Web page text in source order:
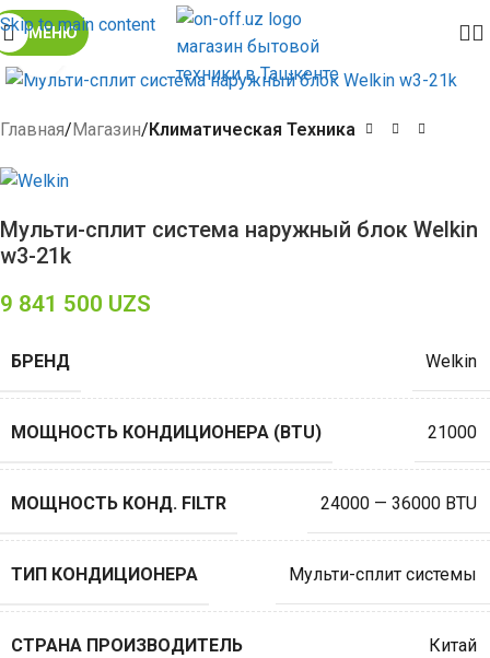
Skip to main content
МЕНЮ
Click to enlarge
Главная Магазин Климатическая Техника
Мульти-сплит система наружный блок Welkin
w3-21k
9 841 500 UZS
БРЕНД Welkin
МОЩНОСТЬ КОНДИЦИОНЕРА (BTU) 21000
МОЩНОСТЬ КОНД. FILTR 24000 — 36000 BTU
ТИП КОНДИЦИОНЕРА Мульти-сплит системы
СТРАНА ПРОИЗВОДИТЕЛЬ Китай